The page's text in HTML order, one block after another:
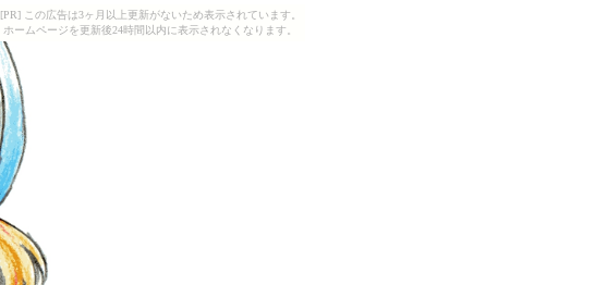
[PR] この広告は3ヶ月以上更新がないため表示されています。
ホームページを更新後24時間以内に表示されなくなります。